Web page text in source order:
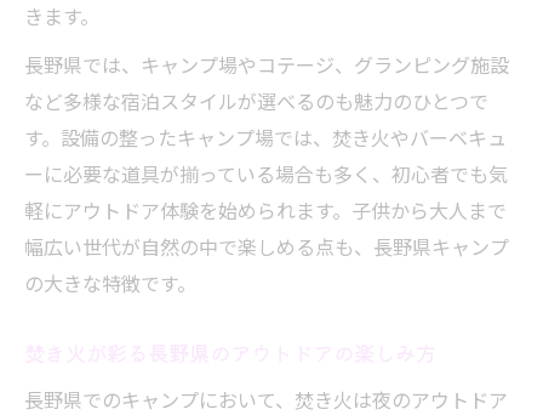
ント
長野県キャンプで快適に焚き火を楽しむ秘
焚き火が許可されている長野県内でのキャンプ
事情
長野県で焚き火ができる場所の特徴と条件
認方法
きます。
長野県では、キャンプ場やコテージ、グランピング施設
など多様な宿泊スタイルが選べるのも魅力のひとつで
す。設備の整ったキャンプ場では、焚き火やバーベキュ
ーに必要な道具が揃っている場合も多く、初心者でも気
軽にアウトドア体験を始められます。子供から大人まで
幅広い世代が自然の中で楽しめる点も、長野県キャンプ
の大きな特徴です。
長野県でのキャンプにおいて、焚き火は夜のアウトドア